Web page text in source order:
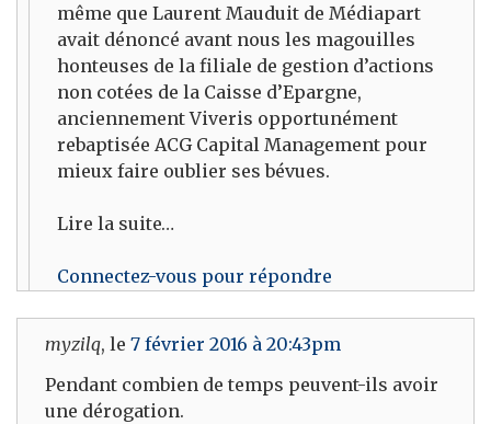
même que Laurent Mauduit de Médiapart
avait dénoncé avant nous les magouilles
honteuses de la filiale de gestion d’actions
non cotées de la Caisse d’Epargne,
anciennement Viveris opportunément
rebaptisée ACG Capital Management pour
mieux faire oublier ses bévues.
Lire la suite…
Connectez-vous pour répondre
myzilq, le 7 février 2016 à 20:43pm
Pendant combien de temps peuvent-ils avoir
une dérogation.